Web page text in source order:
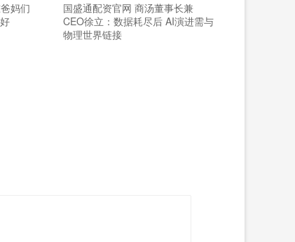
妈们
国盛通配资官网 商汤董事长兼
CEO徐立：数据耗尽后 AI演进需与
物理世界链接